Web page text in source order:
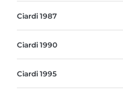
Ciardi 1987
Ciardi 1990
Ciardi 1995